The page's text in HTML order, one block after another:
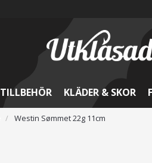
TILLBEHÖR KLÄDER & SKOR
Westin Sømmet 22g 11cm